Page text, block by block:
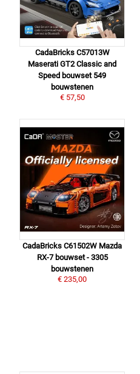
CadaBricks C57013W
Maserati GT2 Classic and
Speed bouwset 549
bouwstenen
€ 57,50
CadaBricks C61502W Mazda
RX-7 bouwset - 3305
bouwstenen
€ 235,00